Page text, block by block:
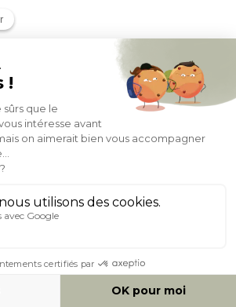
pivotants 360° en tissu effet velours
de 2) BOOST